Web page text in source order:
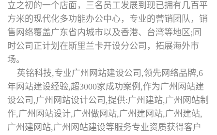
立之初的一个店面，三名员工发展到现已拥有几百平
方米的现代化多功能办公中心，专业的营销团队，销
售网络覆盖广东省内城市以及香港、台湾等地区;同
时公司正计划在斯里兰卡开设分公司，拓展海外市
场。
英铭科技,专业广州网站建设公司,领先网络品牌,6
年网站建设经验,超3000家成功案例,作为广州网站建
设公司,广州网站设计公司,提供:广州建站,广州网站制
作,广州网站设计,广州做网站,广州建网站,广州建站,
广州建网站,广州网站建设等服务专业资质获得客户